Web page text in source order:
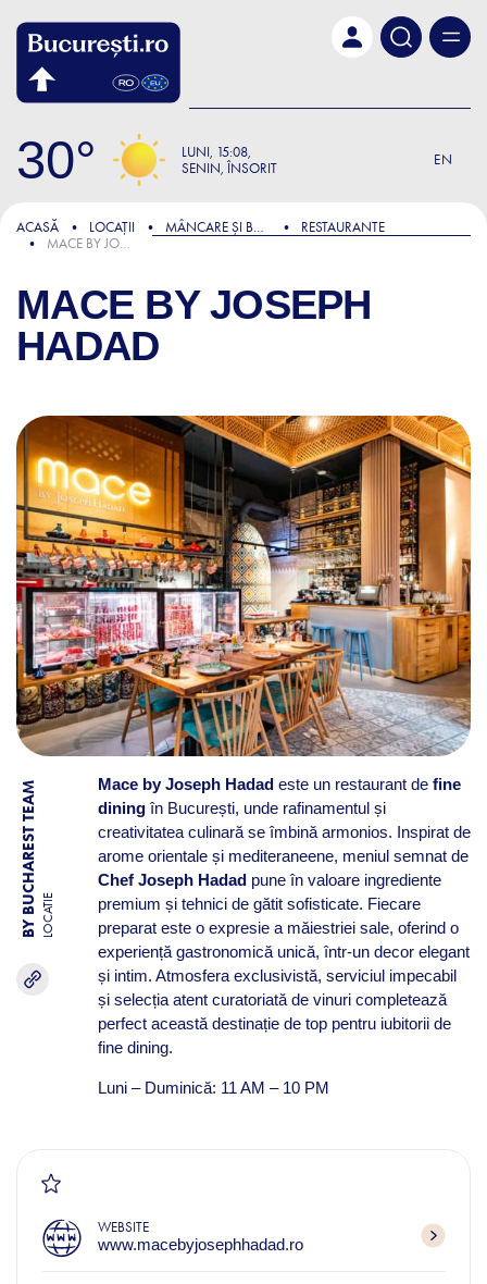
30 LUNI 15:08
SENIN, ÎNSORIT
EN
ACASĂ LOCAȚII MÂNCARE ȘI BĂUTURĂ
RESTAURANTE
MACE BY JOSEPH HADAD
MACE BY JOSEPH
HADAD
BY BUCHAREST TEAM LOCATIE
Mace by Joseph Hadadeste un restaurant de fine
diningîn București, unde rafinamentul și
creativitatea culinară se îmbină armonios. Inspirat de
arome orientale și mediteraneene, meniul semnat de
Chef Joseph Hadadpune în valoare ingrediente
premium și tehnici de gătit sofisticate. Fiecare
preparat este o expresie a măiestriei sale, oferind o
experiență gastronomică unică, într-un decor elegant
și intim. Atmosfera exclusivistă, serviciul impecabil
și selecția atent curatoriată de vinuri completează
perfect această destinație de top pentru iubitorii de
fine dining.
Luni – Duminică: 11 AM – 10 PM
WEBSITE
www.macebyjosephhadad.ro